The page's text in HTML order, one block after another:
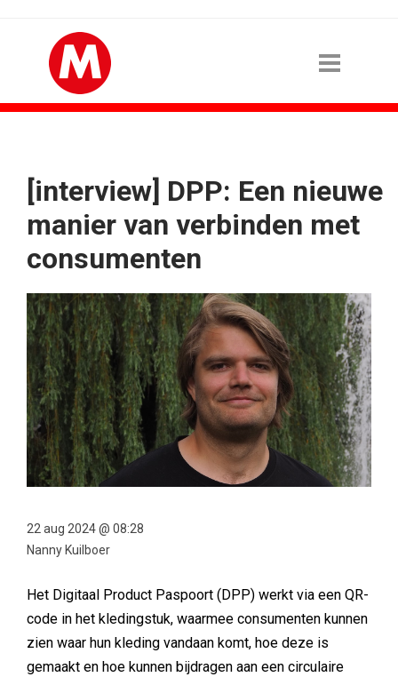
[interview] DPP: Een nieuwe
manier van verbinden met
consumenten
22 aug 2024 @ 08:28
Nanny Kuilboer
Het Digitaal Product Paspoort (DPP) werkt via een QR-
code in het kledingstuk, waarmee consumenten kunnen
zien waar hun kleding vandaan komt, hoe deze is
gemaakt en hoe kunnen bijdragen aan een circulaire